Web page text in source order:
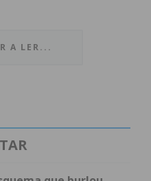
do
responder aos
A LER...